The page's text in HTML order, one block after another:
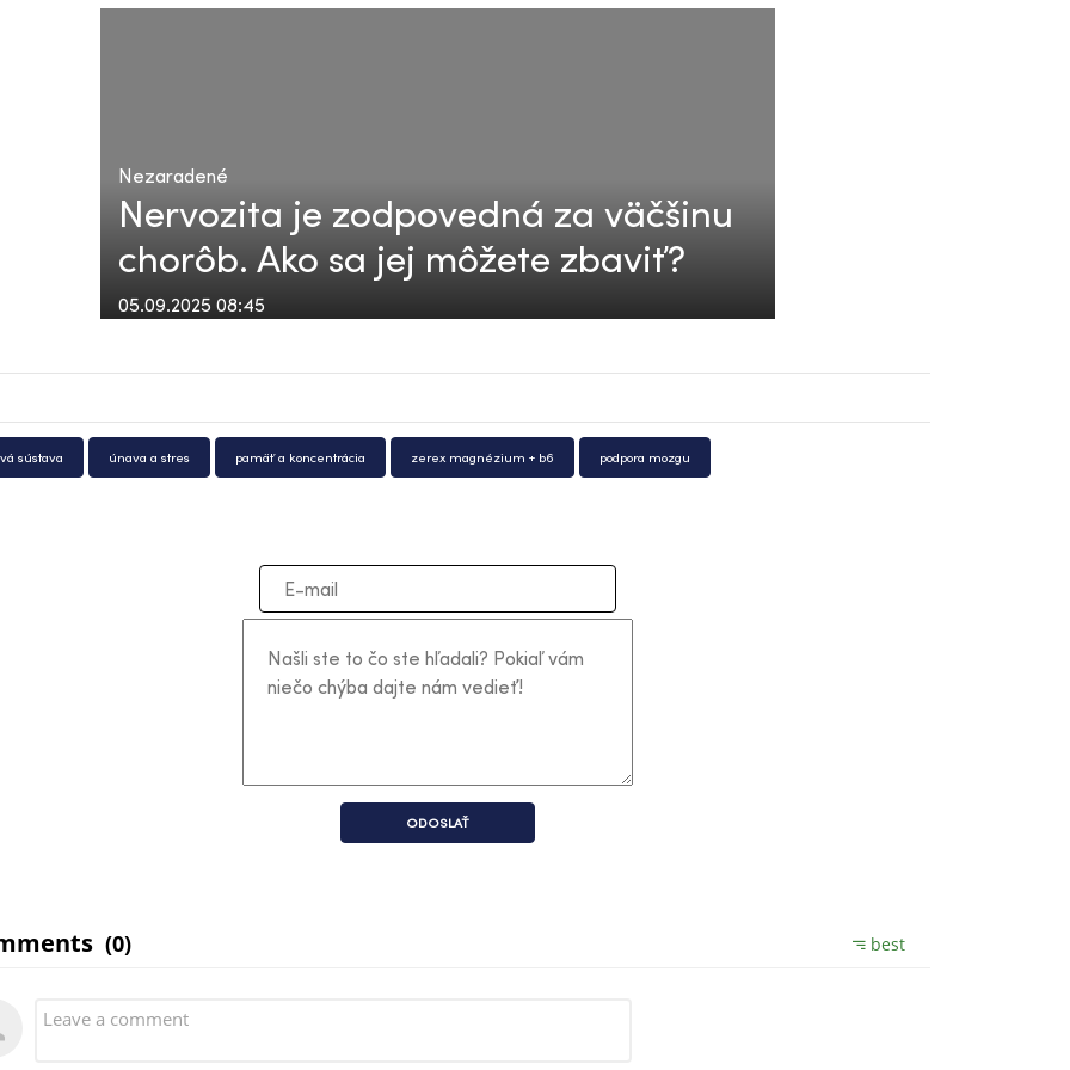
Nezaradené
Nervozita je zodpovedná za väčšinu
chorôb. Ako sa jej môžete zbaviť?
05.09.2025 08:45
sústava únava a stres pamäť a koncentrácia zerex magnézium + b6 podpora mozgu
ODOSLAŤ